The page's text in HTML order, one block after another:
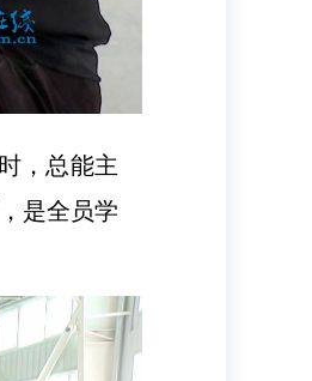
，总能主
是全员学